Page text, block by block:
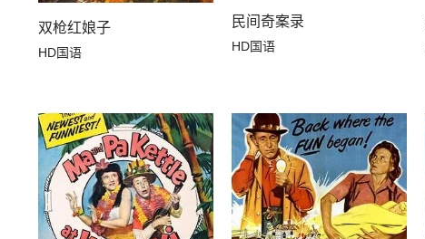
双枪红娘子
HD国语
民间奇案录
HD国语